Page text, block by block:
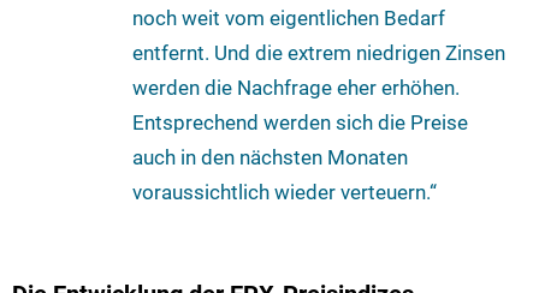
noch weit vom eigentlichen Bedarf
entfernt. Und die extrem niedrigen Zinsen
werden die Nachfrage eher erhöhen.
Entsprechend werden sich die Preise
auch in den nächsten Monaten
voraussichtlich wieder verteuern.“